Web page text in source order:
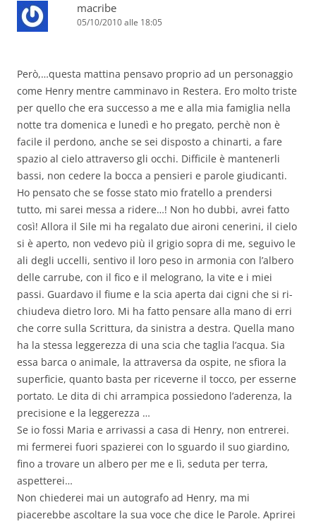
macribe
05/10/2010 alle 18:05
Però,…questa mattina pensavo proprio ad un personaggio
come Henry mentre camminavo in Restera. Ero molto triste
per quello che era successo a me e alla mia famiglia nella
notte tra domenica e lunedì e ho pregato, perchè non è
facile il perdono, anche se sei disposto a chinarti, a fare
spazio al cielo attraverso gli occhi. Difficile è mantenerli
bassi, non cedere la bocca a pensieri e parole giudicanti.
Ho pensato che se fosse stato mio fratello a prendersi
tutto, mi sarei messa a ridere…! Non ho dubbi, avrei fatto
così! Allora il Sile mi ha regalato due aironi cenerini, il cielo
si è aperto, non vedevo più il grigio sopra di me, seguivo le
ali degli uccelli, sentivo il loro peso in armonia con l’albero
delle carrube, con il fico e il melograno, la vite e i miei
passi. Guardavo il fiume e la scia aperta dai cigni che si ri-
chiudeva dietro loro. Mi ha fatto pensare alla mano di erri
che corre sulla Scrittura, da sinistra a destra. Quella mano
ha la stessa leggerezza di una scia che taglia l’acqua. Sia
essa barca o animale, la attraversa da ospite, ne sfiora la
superficie, quanto basta per riceverne il tocco, per esserne
portato. Le dita di chi arrampica possiedono l’aderenza, la
precisione e la leggerezza …
Se io fossi Maria e arrivassi a casa di Henry, non entrerei.
mi fermerei fuori spazierei con lo sguardo il suo giardino,
fino a trovare un albero per me e lì, seduta per terra,
aspetterei…
Non chiederei mai un autografo ad Henry, ma mi
piacerebbe ascoltare la sua voce che dice le Parole. Aprirei